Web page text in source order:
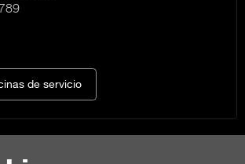
de servicio